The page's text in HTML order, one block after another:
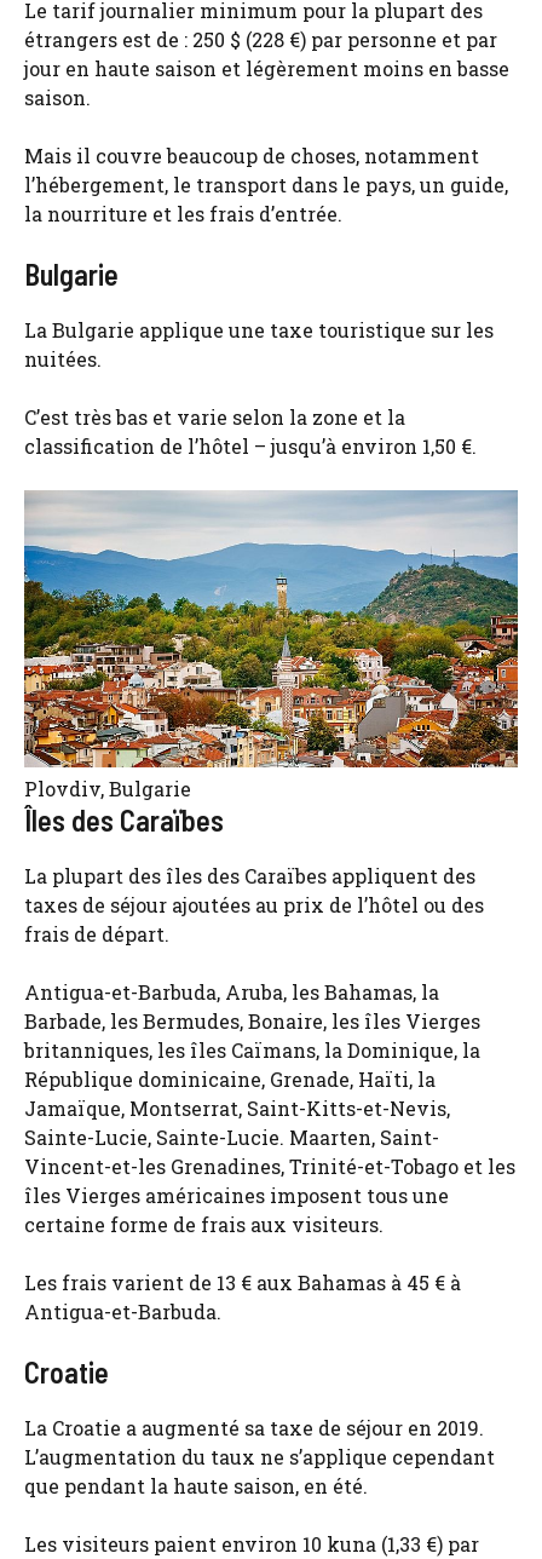
Le tarif journalier minimum pour la plupart des
étrangers est de : 250 $ (228 €) par personne et par
jour en haute saison et légèrement moins en basse
saison.
Mais il couvre beaucoup de choses, notamment
l’hébergement, le transport dans le pays, un guide,
la nourriture et les frais d’entrée.
Bulgarie
La Bulgarie applique une taxe touristique sur les
nuitées.
C’est très bas et varie selon la zone et la
classification de l’hôtel – jusqu’à environ 1,50 €.
Plovdiv, Bulgarie
Îles des Caraïbes
La plupart des îles des Caraïbes appliquent des
taxes de séjour ajoutées au prix de l’hôtel ou des
frais de départ.
Antigua-et-Barbuda, Aruba, les Bahamas, la
Barbade, les Bermudes, Bonaire, les îles Vierges
britanniques, les îles Caïmans, la Dominique, la
République dominicaine, Grenade, Haïti, la
Jamaïque, Montserrat, Saint-Kitts-et-Nevis,
Sainte-Lucie, Sainte-Lucie. Maarten, Saint-
Vincent-et-les Grenadines, Trinité-et-Tobago et les
îles Vierges américaines imposent tous une
certaine forme de frais aux visiteurs.
Les frais varient de 13 € aux Bahamas à 45 € à
Antigua-et-Barbuda.
Croatie
La Croatie a augmenté sa taxe de séjour en 2019.
L’augmentation du taux ne s’applique cependant
que pendant la haute saison, en été.
Les visiteurs paient environ 10 kuna (1,33 €) par